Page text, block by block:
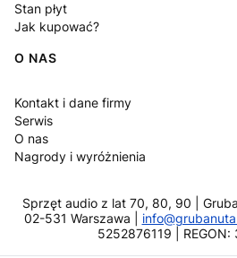
Stan płyt
Jak kupować?
O NAS
Kontakt i dane firmy
Serwis
O nas
Nagrody i wyróżnienia
Sprzęt audio z lat 70, 80, 90 |
02-531 Warszawa |
5252876119 |